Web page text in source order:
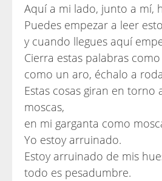
Aquí a mi lado, junto a mí,
Puedes empezar a leer esto
y cuando llegues aquí
Cierra estas palabras
como un aro, échalo a
Estas cosas giran en torno
moscas,
en mi garganta como
Yo estoy arruinado.
Estoy arruinado de mis
todo es pesadumbre.